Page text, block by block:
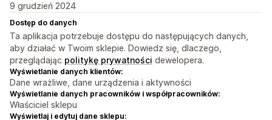
9 grudzień 2024
Dostęp do danych
Ta aplikacja potrzebuje dostępu do następujących danych,
aby działać w Twoim sklepie. Dowiedz się, dlaczego,
przeglądając politykę prywatności dewelopera.
Wyświetlanie danych klientów:
Dane wrażliwe, dane urządzenia i aktywności
Wyświetlanie danych pracowników i współpracowników:
Właściciel sklepu
Wyświetlaj i edytuj dane sklepu: